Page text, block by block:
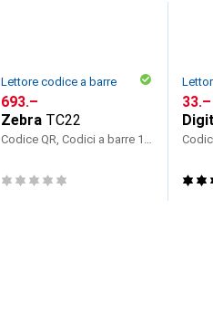
Lettore codice a barre
CHF
693.–
Zebra TC22
Codice QR, Codici a barre 1D, Codici a barre 2D
CHF
33.–